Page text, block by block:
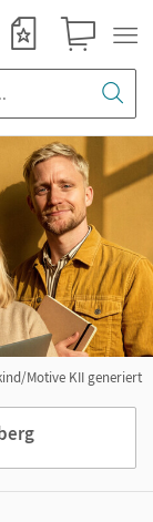
Motive KII generiert